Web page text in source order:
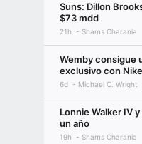
Suns: Dillon
$73 mdd
21h Shams Charania
Wemby consigue
exclusivo con
6d Michael C. Wright
Lonnie Walker IV
un año
19h Shams Charania